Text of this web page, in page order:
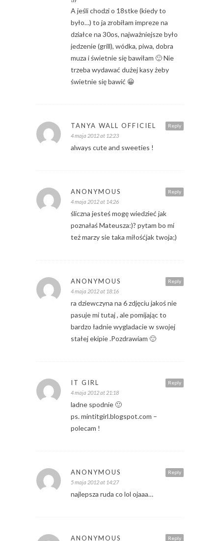
A jeśli chodzi o 18stke (kiedy to
było…) to ja zrobiłam impreze na
działce na 30os, najważniejsze było
jedzenie (grill), wódka, piwa, dobra
muza i świetnie się bawiłam 🙂 Nie
trzeba wydawać dużej kasy żeby
świetnie się bawić 😀
Reply
TANYA WALL OFFICIEL
4 maja 2012 at 12:23
always cute and sweeties !
Reply
ANONYMOUS
4 maja 2012 at 14:26
śliczna jesteś mogę wiedzieć jak
poznałaś Mateusza:)? pytam bo mi
też marzy sie taka miłośćjak twoja;)
Reply
ANONYMOUS
4 maja 2012 at 18:16
ra dziewczyna na 6 zdjęciu jakoś nie
pasuje mi tutaj , ale pomijając to
bardzo ładnie wygladacie w swojej
stałej ekipie .Pozdrawiam 🙂
Reply
IT GIRL
4 maja 2012 at 21:18
ladne spodnie 🙂
ps. mintitgirl.blogspot.com –
polecam !
Reply
ANONYMOUS
5 maja 2012 at 14:27
najlepsza ruda co lol ojaaa…
Reply
ANONYMOUS